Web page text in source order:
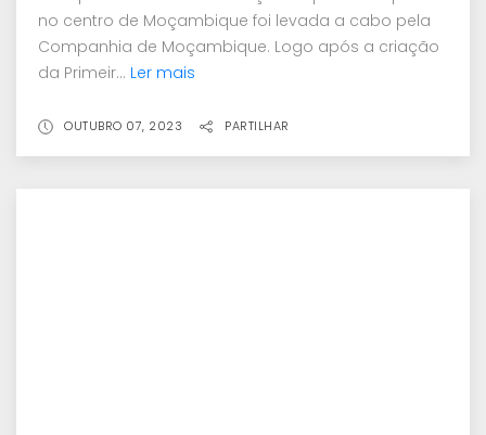
no centro de Moçambique foi levada a cabo pela
Companhia de Moçambique. Logo após a criação
da Primeir... Ler mais
OUTUBRO 07, 2023 PARTILHAR